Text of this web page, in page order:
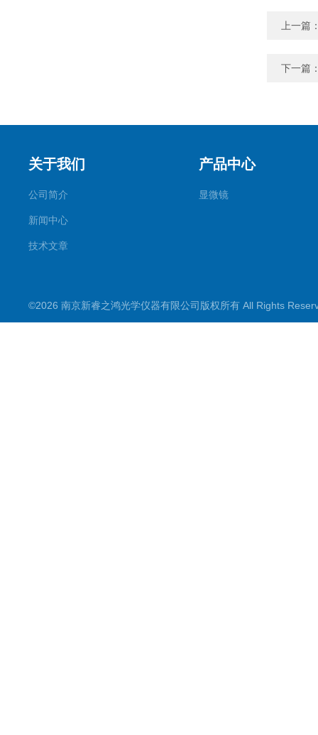
上一篇
下一篇
关于我们
公司简介
新闻中心
技术文章
产品中心
显微镜
©2026 南京新睿之鸿光学仪器有限公司版权所有 All Rights